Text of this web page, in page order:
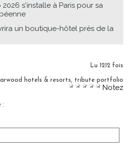
2026 s'installe à Paris pour sa
un boutique-hôtel près de la
Lu 1212 fois
hotels & resorts, tribute portfolio
Notez
: